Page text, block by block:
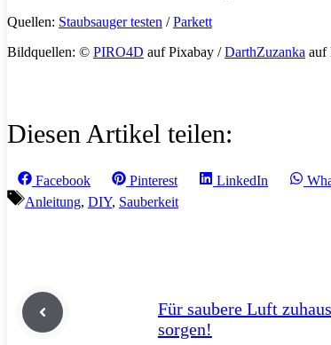
Quellen: Staubsauger testen /Parkett
Bildquellen: © PIRO4D auf Pixabay /DarthZuzanka auf
Diesen Artikel teilen:
Share
on
Facebook
Share
on
Pinterest
Share
LinkedIn
Schlagwörter
Anleitung, DIY, Sauberkeit
Für saubere Luft
sorgen!